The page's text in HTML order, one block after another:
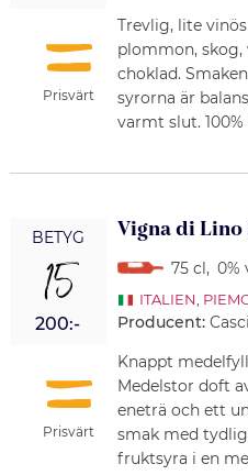
Prisvärt
Trevlig, lite
plommon, skog,
choklad.
syrorna är
varmt slut. 100%
BETYG
15
200:-
Prisvärt
Vigna di Lino
75 cl , 0%
ITALIEN,
Producent:
Knappt
Medelstor doft
eneträ och ett
smak med
fruktsyra i en